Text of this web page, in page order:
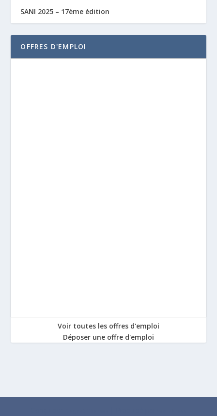
SANI 2025 – 17ème édition
OFFRES D'EMPLOI
Voir toutes les offres d'emploi
Déposer une offre d'emploi